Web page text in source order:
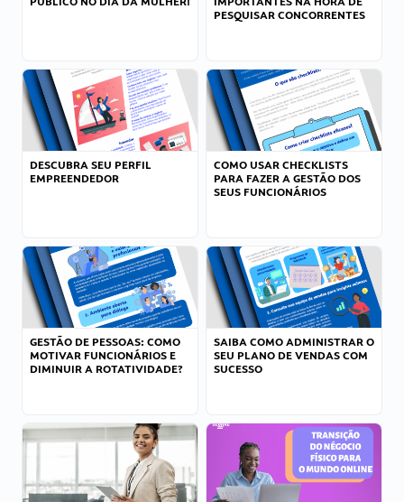
PESQUISAR CONCORRENTES
DESCUBRA SEU PERFIL
EMPREENDEDOR
COMO USAR CHECKLISTS
PARA FAZER A GESTÃO DOS
SEUS FUNCIONÁRIOS
GESTÃO DE PESSOAS: COMO
MOTIVAR FUNCIONÁRIOS E
DIMINUIR A ROTATIVIDADE?
SAIBA COMO ADMINISTRAR O
SEU PLANO DE VENDAS COM
SUCESSO